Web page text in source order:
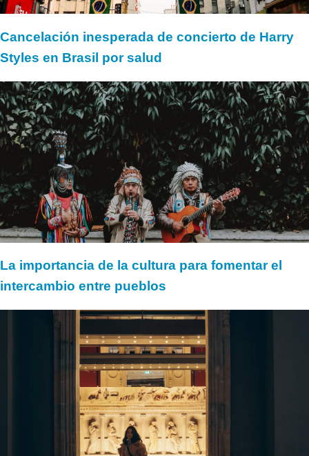
Cancelación inesperada de concierto de Harry
Styles en Brasil por salud
La importancia de la cultura para fomentar el
intercambio entre pueblos